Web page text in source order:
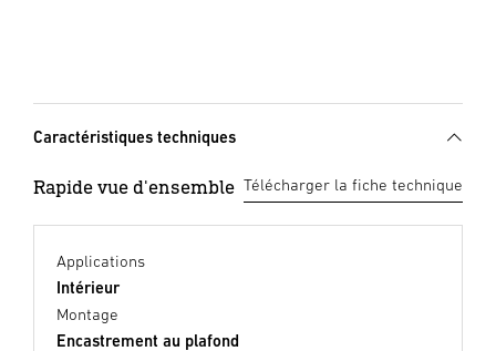
Caractéristiques techniques
Rapide vue d'ensemble Télécharger la fiche technique
Applications
Intérieur
Montage
Encastrement au plafond